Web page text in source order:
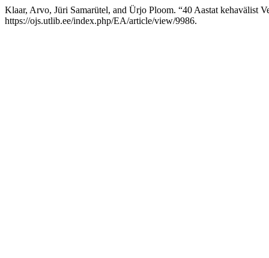
Klaar, Arvo, Jüri Samarütel, and Ürjo Ploom. “40 Aastat kehavälist
https://ojs.utlib.ee/index.php/EA/article/view/9986.